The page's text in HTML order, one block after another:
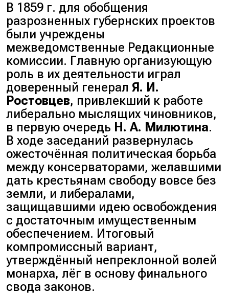
В 1859 г. для обобщения
разрозненных губернских проектов
были учреждены
межведомственные Редакционные
комиссии. Главную организующую
роль в их деятельности играл
доверенный генералЯ. И.
Ростовцев, привлекший к работе
либерально мыслящих чиновников,
в первую очередь Н. А. Милютина.
В ходе заседаний развернулась
ожесточённая политическая борьба
между консерваторами, желавшими
дать крестьянам свободу вовсе без
земли, и либералами,
защищавшими идею освобождения
с достаточным имущественным
обеспечением. Итоговый
компромиссный вариант,
утверждённый непреклонной волей
монарха, лёг в основу финального
свода законов.